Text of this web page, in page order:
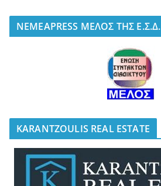
NEMEAPRESS ΜΕΛΟΣ ΤΗΣ Ε.Σ.Δ.
KARANTZOULIS REAL ESTATE